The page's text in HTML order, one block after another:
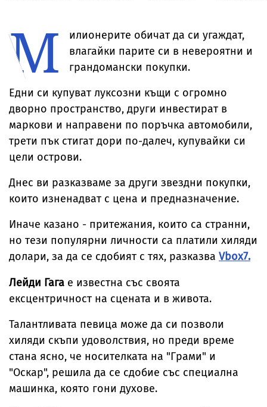
нива
М
илионерите обичат да си угаждат,
влагайки парите си в невероятни и
грандомански покупки.
Едни си купуват луксозни къщи с огромно
дворно пространство, други инвестират в
маркови и направени по поръчка автомобили,
трети пък стигат дори по-далеч, купувайки си
цели острови.
Днес ви разказваме за други звездни покупки,
които изненадват с цена и предназначение.
Иначе казано - притежания, които са странни,
но тези популярни личности са платили хиляди
долари, за да се сдобият с тях, разказва Vbox7.
Лейди Гага е известна със своята
ексцентричност на сцената и в живота.
Талантливата певица може да си позволи
хиляди скъпи удоволствия, но преди време
стана ясно, че носителката на "Грами" и
"Оскар", решила да се сдобие със специална
машинка, която гони духове.